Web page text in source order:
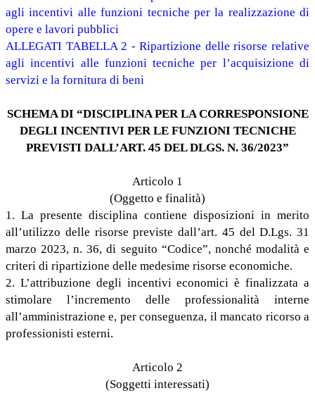
agli incentivi alle funzioni tecniche per la realizzazione di
opere e lavori pubblici
ALLEGATI TABELLA 2 - Ripartizione delle risorse relative
agli incentivi alle funzioni tecniche per l’acquisizione di
servizi e la fornitura di beni
SCHEMA DI “DISCIPLINA PER LA CORRESPONSIONE
DEGLI INCENTIVI PER LE FUNZIONI TECNICHE
PREVISTI DALL’ART. 45 DEL DLGS. N. 36/2023”
Articolo 1
(Oggetto e finalità)
1. La presente disciplina contiene disposizioni in merito
all’utilizzo delle risorse previste dall’art. 45 del D.Lgs. 31
marzo 2023, n. 36, di seguito “Codice”, nonché modalità e
criteri di ripartizione delle medesime risorse economiche.
2. L’attribuzione degli incentivi economici è finalizzata a
stimolare l’incremento delle professionalità interne
all’amministrazione e, per conseguenza, il mancato ricorso a
professionisti esterni.
Articolo 2
(Soggetti interessati)